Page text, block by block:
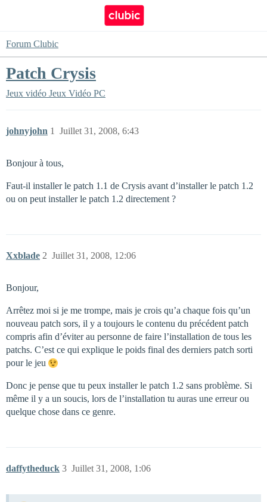
Forum Clubic
Patch Crysis
Jeux vidéo Jeux Vidéo PC
johnyjohn Juillet 31, 2008, 6:43
1
Bonjour à tous,
Faut-il installer le patch 1.1 de Crysis avant d’installer le patch 1.2
ou on peut installer le patch 1.2 directement ?
Xxblade Juillet 31, 2008, 12:06
2
Bonjour,
Arrêtez moi si je me trompe, mais je crois qu’a chaque fois qu’un
nouveau patch sors, il y a toujours le contenu du précédent patch
compris afin d’éviter au personne de faire l’installation de tous les
patchs. C’est ce qui explique le poids final des derniers patch sorti
pour le jeu
Donc je pense que tu peux installer le patch 1.2 sans problème. Si
même il y a un soucis, lors de l’installation tu auras une erreur ou
quelque chose dans ce genre.
daffytheduck Juillet 31, 2008, 1:06
3